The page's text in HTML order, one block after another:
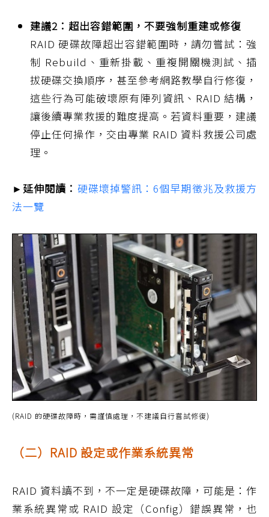
建議2：超出容錯範圍，不要強制重建或修復
RAID 硬碟故障超出容錯範圍時，請勿嘗試：強
制 Rebuild、重新掛載、重複開關機測試、插
拔硬碟交換順序，甚至參考網路教學自行修復，
這些行為可能破壞原有陣列資訊、RAID 結構，
讓後續專業救援的難度提高。若資料重要，建議
停止任何操作，交由專業 RAID 資料救援公司處
理。
►延伸閱讀： 硬碟壞掉警訊：6個早期徵兆及救援方
法一覽
(RAID 的硬碟故障時，需謹慎處理，不建議自行嘗試修復)
（二）RAID 設定或作業系統異常
RAID 資料讀不到，不一定是硬碟故障，可能是：作
業系統異常或 RAID 設定（Config）錯誤異常，也